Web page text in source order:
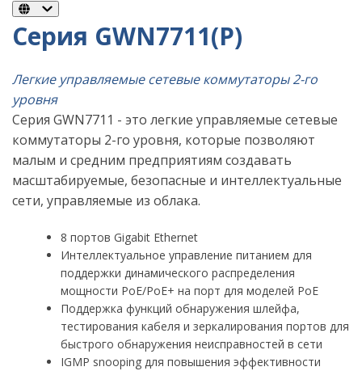
Серия GWN7711(P)
Легкие управляемые сетевые коммутаторы 2-го
уровня
Серия GWN7711 - это легкие управляемые сетевые
коммутаторы 2-го уровня, которые позволяют
малым и средним предприятиям создавать
масштабируемые, безопасные и интеллектуальные
сети, управляемые из облака.
8 портов Gigabit Ethernet
Интеллектуальное управление питанием для
поддержки динамического распределения
мощности PoE/PoE+ на порт для моделей PoE
Поддержка функций обнаружения шлейфа,
тестирования кабеля и зеркалирования портов для
быстрого обнаружения неисправностей в сети
IGMP snooping для повышения эффективности